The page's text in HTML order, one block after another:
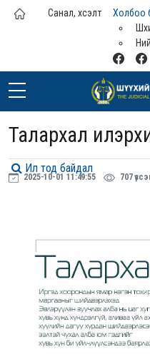
Үндсэн агуулга руу шилжих
Санал, хүсэлт
Холбоо
Талархал
2025-10-01 11:49:55 707
Ил тод байдал